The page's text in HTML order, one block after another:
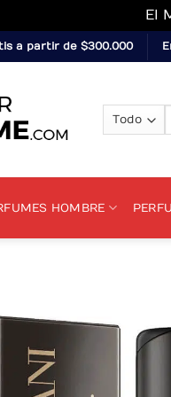
El
a partir de $300.000
HOMBRE